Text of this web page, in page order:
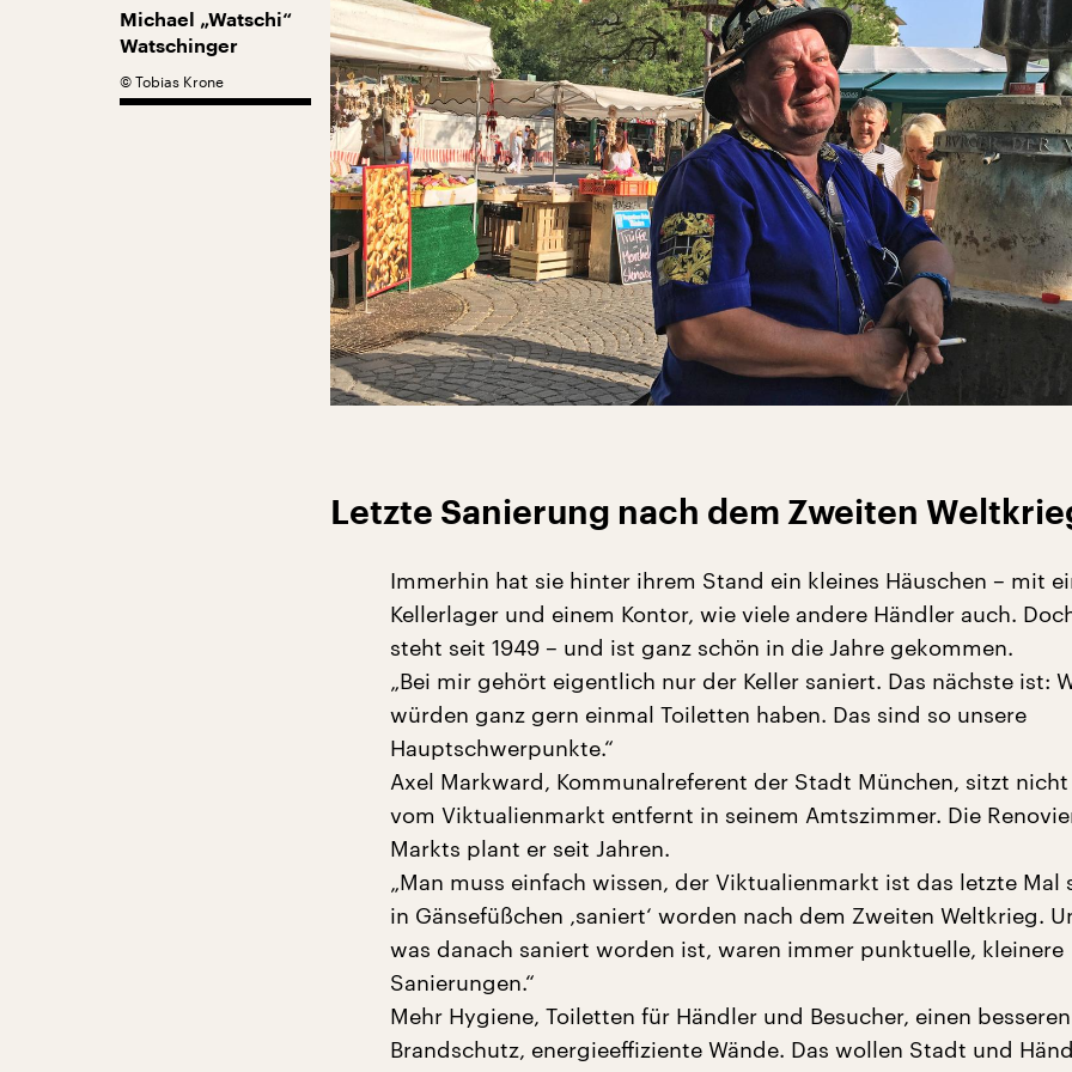
Michael „Watschi“
Watschinger
© Tobias Krone
Letzte Sanierung nach dem Zweiten
Immerhin hat sie hinter ihrem Stand ein kleines Häuschen – mit
Kellerlager und einem Kontor, wie viele andere Händler auch.
steht seit 1949 – und ist ganz schön in die Jahre gekommen.
„Bei mir gehört eigentlich nur der Keller saniert. Das nächste ist:
würden ganz gern einmal Toiletten haben. Das sind so unsere
Hauptschwerpunkte.“
Axel Markward, Kommunalreferent der Stadt München, sitzt
vom Viktualienmarkt entfernt in seinem Amtszimmer. Die
Markts plant er seit Jahren.
„Man muss einfach wissen, der Viktualienmarkt ist das letzte Mal
in Gänsefüßchen ‚saniert‘ worden nach dem Zweiten Weltkrieg.
was danach saniert worden ist, waren immer punktuelle, kleinere
Sanierungen.“
Mehr Hygiene, Toiletten für Händler und Besucher, einen besseren
Brandschutz, energieeffiziente Wände. Das wollen Stadt und